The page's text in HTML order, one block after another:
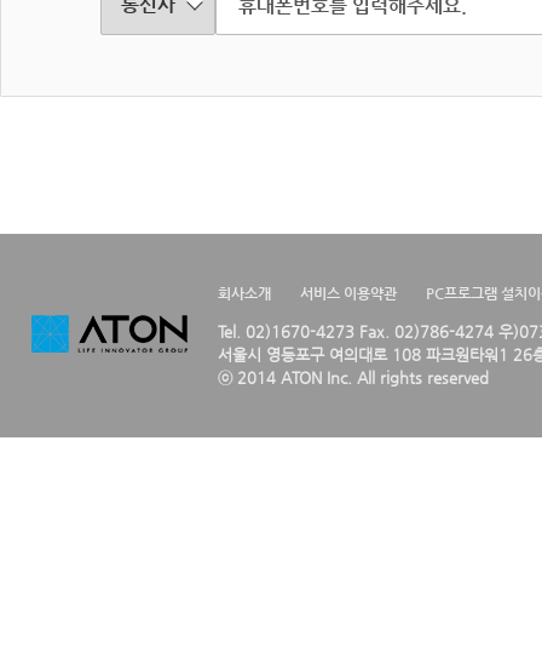
회사소개 서비스 이용약관 PC프로그램 설치
Tel. 02)1670-4273 Fax. 02)786-4274 우
서울시 영등포구 여의대로 108 파크원타워1 26
ⓒ 2014 ATON Inc. All rights reserved